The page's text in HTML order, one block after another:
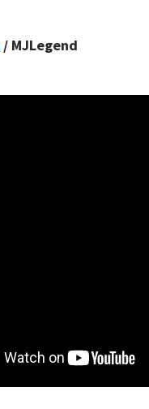
/ MJLegend